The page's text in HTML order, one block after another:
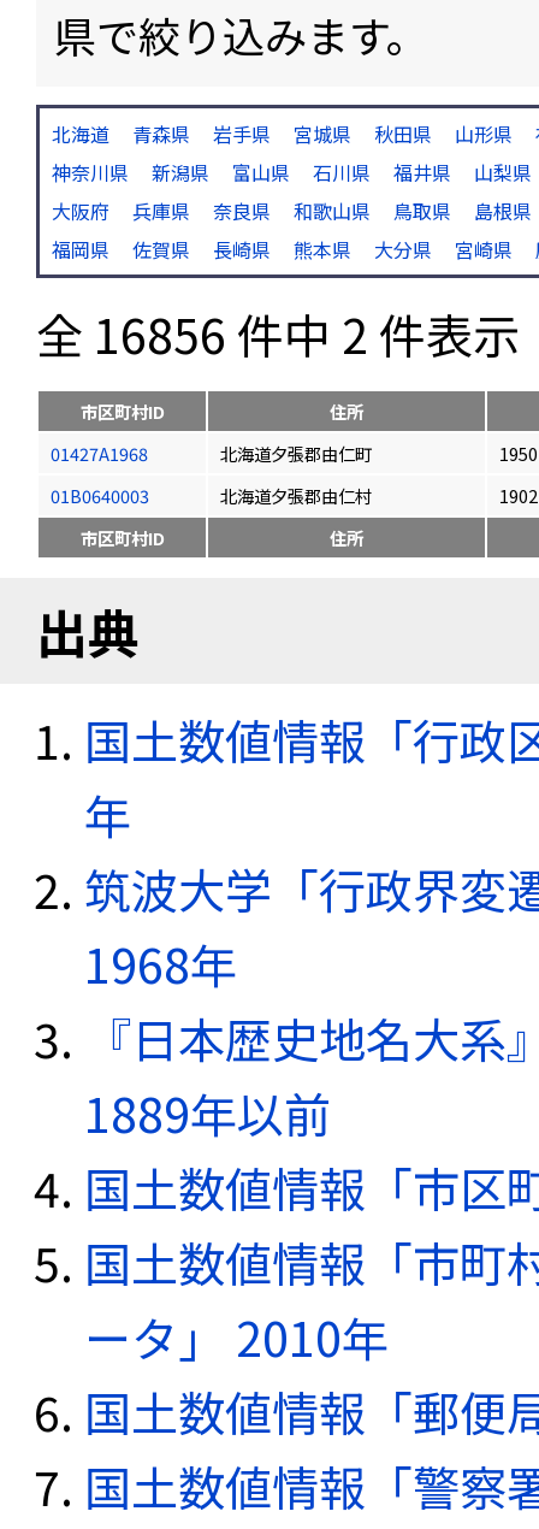
県で絞り込みます。
北海道 青森県 岩手県 宮城県 秋田県 山形県
神奈川県
新潟県 富山県 石川県 福井県
山梨県
大阪府
兵庫県 奈良県 和歌山県 鳥取県
島根県
福岡県
佐賀県 長崎県 熊本県 大分県 宮崎県
全 16856 件中 2 件表示
市区町村ID
住所
01427A1968
北海道夕張郡由仁町
01B0640003
北海道夕張郡由仁村
市区町村ID
住所
出典
国土数値情報「行政
年
筑波大学「行政界変
1968年
『日本歴史地名大
1889年以前
国土数値情報「市区
国土数値情報「市町
ータ」 2010年
国土数値情報「郵便
国土数値情報「警察